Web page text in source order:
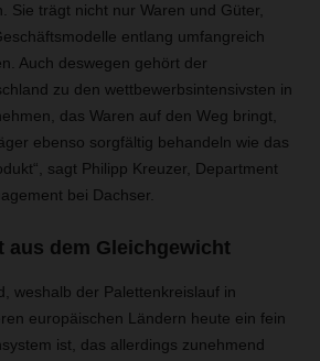
Sie trägt nicht nur Waren und Güter,
entlang umfangreich
Auch deswegen gehört der
zu den wettbewerbsintensivsten in
das Waren auf den Weg bringt,
ebenso sorgfältig behandeln wie das
sagt Philipp Kreuzer, Department
bei Dachser.
aus dem Gleichgewicht
weshalb der Palettenkreislauf in
europäischen Ländern heute ein fein
ist, das allerdings zunehmend